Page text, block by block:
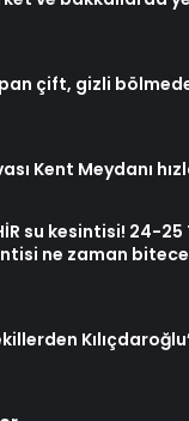
çift, gizli
Kent Meydanı
su kesintisi! 24-25
ne zaman